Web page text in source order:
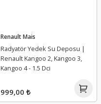
Renault Mais
Radyatör Yedek Su Deposu |
Renault Kangoo 2, Kangoo 3,
Kangoo 4 - 1.5 Dci
999,00 ₺